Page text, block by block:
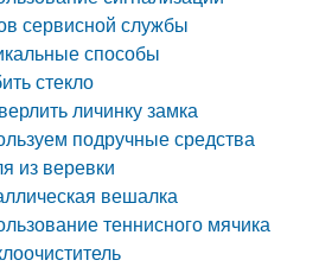
сервисной службы
способы
стекло
личинку замка
подручные средства
из веревки
вешалка
теннисного мячика